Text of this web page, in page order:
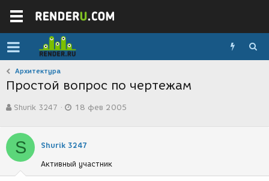
Архитектура
Простой вопрос по чертежам
в
о
р
т
е
м
Shurik 3247
а
с
з
д
18 фев 2005
S Shurik 3247
Активный участник